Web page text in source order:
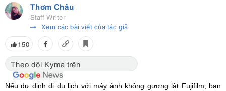
Thơm Châu
Staff Writer
Xem các bài viết của tác giả
150
Theo dõi Kyma trên
Nếu dự định đi du lịch với máy ảnh không gương lật Fujifilm, bạn